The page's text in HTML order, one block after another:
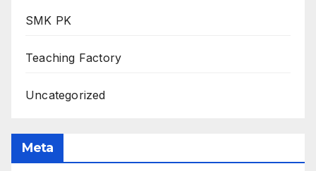
SMK PK
Teaching Factory
Uncategorized
Meta